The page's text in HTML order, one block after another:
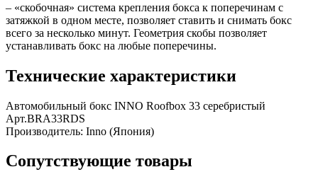
– «скобочная» система крепления бокса к поперечинам с
затяжкой в одном месте, позволяет ставить и снимать бокс
всего за несколько минут. Геометрия скобы позволяет
устанавливать бокс на любые поперечины.
Технические характеристики
Автомобильный бокс INNO Roofbox 33 серебристый
Арт.BRA33RDS
Производитель: Inno (Япония)
Сопутствующие товары